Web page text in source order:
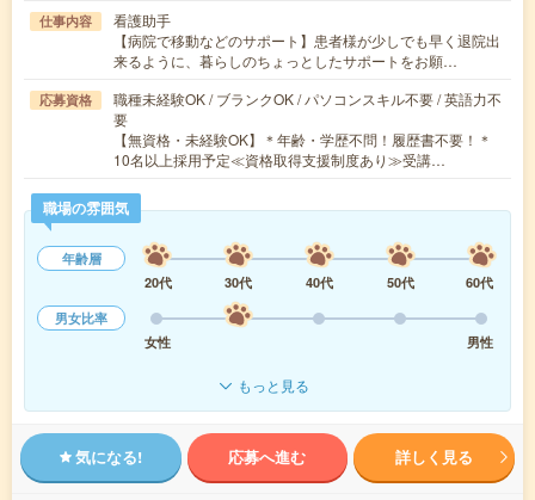
仕事内容
看護助手
【病院で移動などのサポート】患者様が少しでも早く退院出
来るように、暮らしのちょっとしたサポートをお願…
応募資格
職種未経験OK / ブランクOK / パソコンスキル不要 / 英語力不
要
【無資格・未経験OK】＊年齢・学歴不問！履歴書不要！＊
10名以上採用予定≪資格取得支援制度あり≫受講…
職場の雰囲気
年齢層
20代
30代 40代 50代
60代
男女比率
女性
男性
もっと見る
気になる! 応募へ進む 詳しく見る